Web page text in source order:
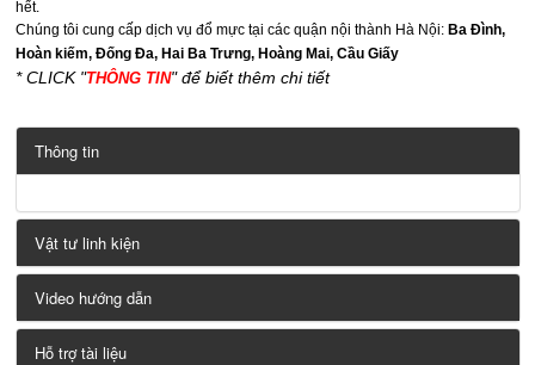
hết.
Chúng tôi cung cấp dịch vụ đổ mực tại các quận nội thành Hà Nội: Ba Đình,
Hoàn kiếm, Đống Đa, Hai Ba Trưng, Hoàng Mai, Cầu Giấy
* CLICK "THÔNG TIN" để biết thêm chi tiết
Thông tin
Vật tư linh kiện
Video hướng dẫn
Hỗ trợ tài liệu